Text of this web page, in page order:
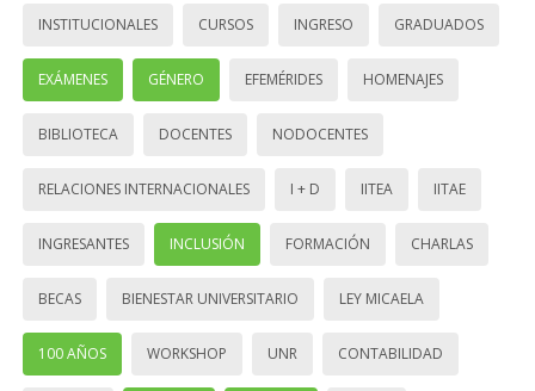
INSTITUCIONALES CURSOS INGRESO GRADUADOS
EXÁMENES GÉNERO EFEMÉRIDES HOMENAJES
BIBLIOTECA DOCENTES NODOCENTES
RELACIONES INTERNACIONALES I + D IITEA IITAE
INGRESANTES INCLUSIÓN FORMACIÓN CHARLAS
BECAS BIENESTAR UNIVERSITARIO LEY MICAELA
100 AÑOS WORKSHOP UNR CONTABILIDAD